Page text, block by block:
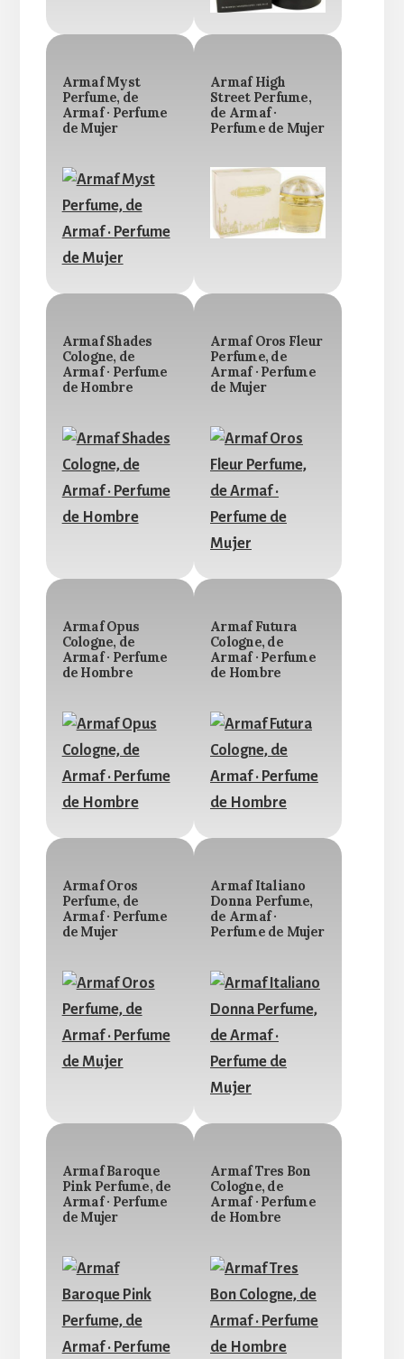
Armaf Myst
Perfume, de
Armaf · Perfume
de Mujer
Armaf High
Street Perfume,
de Armaf ·
Perfume de Mujer
Armaf Shades
Cologne, de
Armaf · Perfume
de Hombre
Armaf Oros Fleur
Perfume, de
Armaf · Perfume
de Mujer
Armaf Opus
Cologne, de
Armaf · Perfume
de Hombre
Armaf Futura
Cologne, de
Armaf · Perfume
de Hombre
Armaf Oros
Perfume, de
Armaf · Perfume
de Mujer
Armaf Italiano
Donna Perfume,
de Armaf ·
Perfume de Mujer
Armaf Baroque
Pink Perfume, de
Armaf · Perfume
de Mujer
Armaf Tres Bon
Cologne, de
Armaf · Perfume
de Hombre